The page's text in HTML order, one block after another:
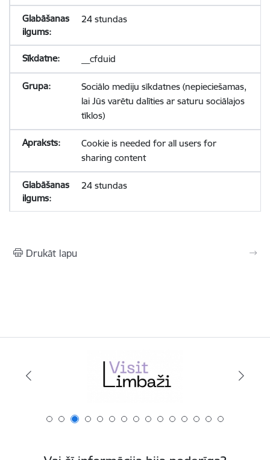
24 stundas
__cfduid
Sociālo mediju sīkdatnes (nepieciešamas,
lai Jūs varētu dalīties ar saturu sociālajos
tīklos)
Cookie is needed for all users for
sharing content
24 stundas
Drukāt lapu